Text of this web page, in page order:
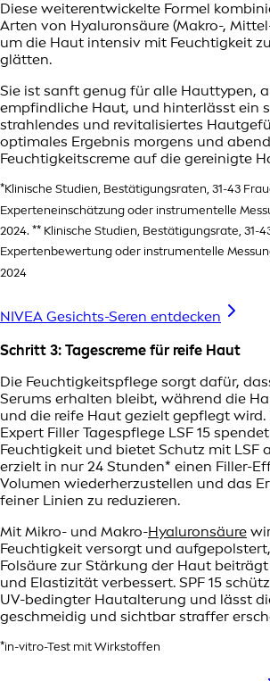
Diese weiterentwickelte Formel
Arten von Hyaluronsäure (Makro-,
um die Haut intensiv mit Feuchtigkeit
glätten.
Sie ist sanft genug für alle Hauttypen,
empfindliche Haut, und hinterlässt ein
strahlendes und revitalisiertes
optimales Ergebnis morgens und
Feuchtigkeitscreme auf die gereinigte
*Klinische Studien, Bestätigungsraten, 31-43
Experteneinschätzung oder instrumentelle
2024. ** Klinische Studien, Bestätigungsrate, 31-
Expertenbewertung oder instrumentelle
2024
NIVEA Gesichts-Seren entdecken
Schritt 3: Tagescreme für reife Haut
Die Feuchtigkeitspflege sorgt dafür,
Serums erhalten bleibt, während die
und die reife Haut gezielt gepflegt wird.
Expert Filler Tagespflege LSF 15
Feuchtigkeit und bietet Schutz mit LSF
erzielt in nur 24 Stunden* einen Filler-
Volumen wiederherzustellen und das
feiner Linien zu reduzieren.
Mit Mikro- und Makro-Hyaluronsäure
Feuchtigkeit versorgt und
Folsäure zur Stärkung der Haut
und Elastizität verbessert. SPF 15
UV-bedingter Hautalterung und lässt
geschmeidig und sichtbar straffer
*in-vitro-Test mit Wirkstoffen